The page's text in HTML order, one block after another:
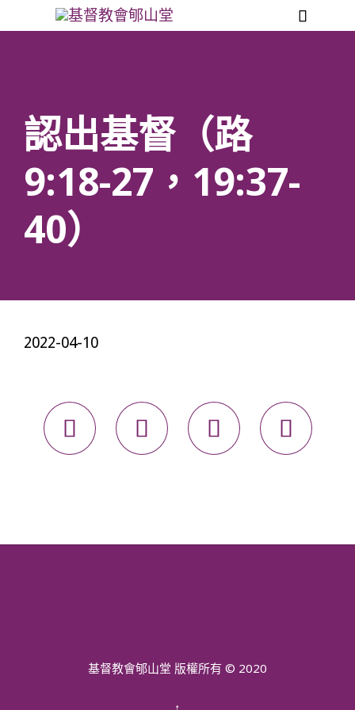

認出基督（路
9:18-27，19:37-
40）
2022-04-10
   
基督教會郇山堂 版權所有 © 2020
↑